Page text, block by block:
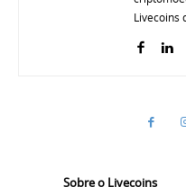
Livecoins
Sobre o Livecoins